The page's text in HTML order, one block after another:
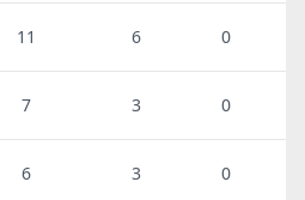
11 6 0
7 3 0
6 3 0